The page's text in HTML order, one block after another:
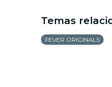
Temas
FEVER ORIGINALS